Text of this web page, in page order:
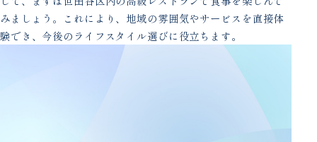
みましょう。これにより、地域の雰囲気やサービスを直接体
験でき、今後のライフスタイル選びに役立ちます。